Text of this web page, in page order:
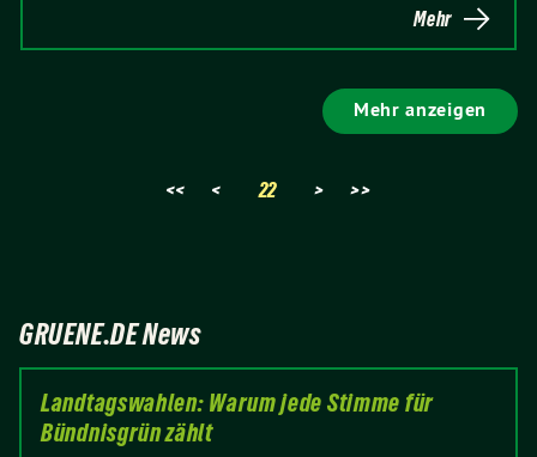
Mehr
Mehr anzeigen
<< < 22 > >>
GRUENE.DE News
Landtagswahlen: Warum jede Stimme für
Bündnisgrün zählt